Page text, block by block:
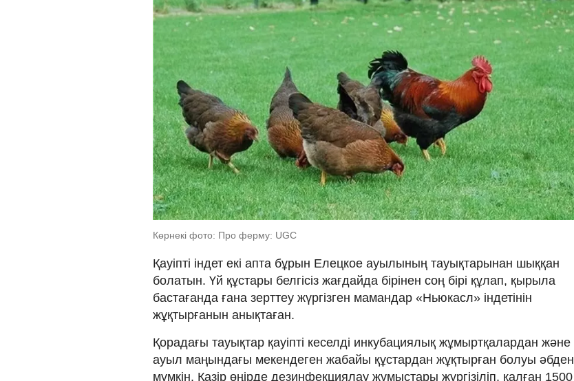
Көрнекі фото: Про ферму: UGC
Қауіпті індет екі апта бұрын Елецкое ауылының тауықтарынан шыққан
болатын. Үй құстары белгісіз жағдайда бірінен соң бірі құлап, қырыла
бастағанда ғана зерттеу жүргізген мамандар «Ньюкасл» індетінін
жұқтырғанын анықтаған.
Қорадағы тауықтар қауіпті кеселді инкубациялық жұмыртқалардан және
ауыл маңындағы мекендеген жабайы құстардан жұқтырған болуы әбден
мүмкін. Қазір өңірде дезинфекциялау жұмыстары жүргізіліп, қалған 1500